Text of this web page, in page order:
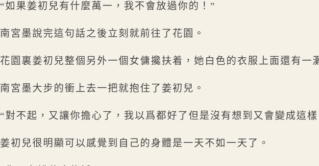
“如果姜初兒有什麼萬一，我不會放過你的！”
南宮墨說完這句話之後立刻就前往了花園。
花園裏姜初兒整個另外一個女傭攙扶着，她白色的衣服上面還有一
南宮墨大步的衝上去一把就抱住了姜初兒。
“對不起，又讓你擔心了，我以爲都好了但是沒有想到又會變成這樣
姜初兒很明顯可以感覺到自己的身體是一天不如一天了。